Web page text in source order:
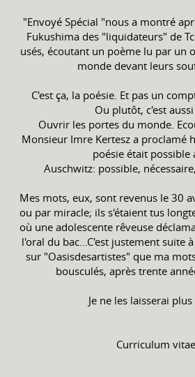
"Envoyé Spécial "nous a montré
Fukushima des "liquidateurs" de
usés, écoutant un poème lu par un
monde devant leurs
C'est ça, la poésie. Et pas un
Ou plutôt, c'est aussi
Ouvrir les portes du monde.
Monsieur Imre Kertesz a proclamé
poésie était possible
Auschwitz: possible,
Mes mots, eux, sont revenus le 30
ou par miracle; ils s'étaient tus
où une adolescente rêveuse
l'oral du bac...C'est justement suite
sur "Oasisdesartistes" que ma
bousculés, après trente
Je ne les laisserai
Curriculum vitae